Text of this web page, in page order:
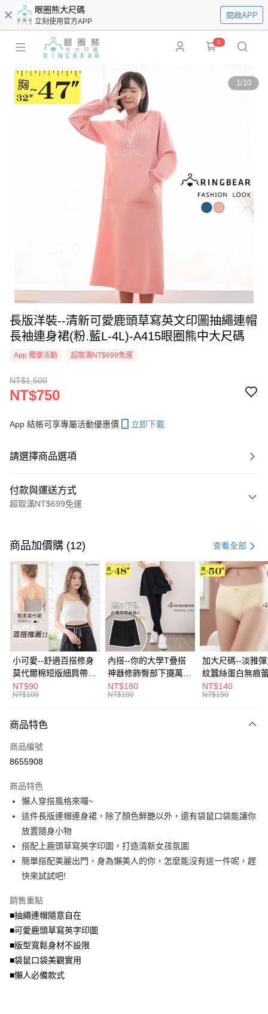
眼圈熊大尺碼
立刻使用官方APP
開啟APP
0
1/10
長版洋裝--清新可愛鹿頭草寫英文印圖抽繩連帽
長袖連身裙(粉.藍L-4L)-A415眼圈熊中大尺碼
App 獨享活動 超取滿NT$699免運
NT$1,500
NT$750
App 結帳可享專屬活動優惠價 立即下載
請選擇商品選項
付款與運送方式
超取滿NT$699免運
信用卡一次付款
超商取貨付款
LINE Pay
Apple Pay
街口支付
悠遊付
Google Pay
全盈+PAY
大哥付你分期
【大哥付你分期使用說明】
1.本服務由台灣大哥大提供，台灣大哥大用戶可立即使用無須另外申請。
流程，驗證手機門號後，選擇欲分期的期數、繳款截止日，確認付款後即完
成交易。
3.實際核准額度、可分期數及費用金額請依後續交易確認頁面所載為準。
4.訂單成立30分鐘內，如未前往確認交易或遇審核未通過，訂單將自動取
法說明評估內容。
【繳款方式說明】
1.分期款項不併入電信帳單，「大哥付你分期」於每月結算日後寄送繳費提
醒簡訊。
2.透過簡訊連結打開帳單後，可選擇「超商條碼／台灣大直營門市／銀行轉
【注意事項】
1.本服務係由「台灣大哥大股份有限公司」（以下簡稱本公司）所提供，讓
用戶於交易時，得透過本服務購買商品或服務，並由商店將買賣／分期付款
買賣價金債權讓與本公司後，依約使用本公司帳單繳交帳款。
資料（包含姓名、電話或地址）提供予台灣大哥大進項蒐集、處理及利用，
由本公司與您本人進行分期帳單所需資料之確認、核對及更正。
AFTEE先享後付
【關於「AFTEE先享後付」】
AFTEE先享後付是「在收到商品之後才付款」的支付方式。 讓您購物簡單
便利好安心！
１．簡單：不需註冊會員、不需綁卡、不需儲值。
２．便利：只要手機號碼，簡訊認證，即可結帳。
３．安心：先確認商品／服務後，再付款。
【「AFTEE先享後付」結帳流程】
１．於結帳方式選擇「AFTEE先享後付」後，將跳轉至「AFTEE先享後付」
３．收到繳費通知簡訊後14天內，點擊此簡訊中的連結，可透過四大超商／
ATM／網路銀行／等多元方式進行付款，方視為交易完成。
※ 請注意：結帳手續完成當下不需立刻繳費，但若您需要取消訂單，請聯絡
購買商品的店家。未經商家同意取消之訂單仍視為有效，需透過AFTEE先享
後付繳納相關費用。
※ 交易是否成功請以「AFTEE先享後付 」之結帳頁面顯示為準，若有關於
是否繳費成功／繳費後需取消欲退款等相關疑問，請聯繫「AFTEE先享後付
客戶支援中心」
ATM付款
全家取貨付款
每筆NT$70，滿NT$699(含以上)免運費
付款後全家取貨
每筆NT$70，滿NT$699(含以上)免運費
7-11取貨付款
每筆NT$70，滿NT$799(含以上)免運費
付款後7-11取貨
每筆NT$70，滿NT$699(含以上)免運費
商品加價購 (12) 查看全部
小可愛--舒適百搭修身
莫代爾棉短版細肩帶素
色背心(白.黑.灰L-2L)-
U582眼圈熊中大尺碼
NT$90
NT$100
內搭--你的大學T疊搭
神器修飾臀部下擺萬用
內搭裙/遮臀裙(黑2L-
6L)-Q155眼圈熊中大
NT$180
NT$190
加大尺碼--淡雅
紋蠶絲蛋白無痕
角內褲(白.粉.藍.
3L)-L28眼圈熊中
NT$140
NT$150
商品特色
商品編號
8655908
商品特色
懶人穿搭風格來囉~
這件長版連帽連身裙，除了顏色鮮艷以外，還有袋鼠口袋能讓你
放置隨身小物
搭配上鹿頭草寫英字印圖，打造清新女孩氛圍
簡單搭配美麗出門，身為懶美人的你，怎麼能沒有這一件呢，趕
快來試試吧!
銷售重點
■抽繩連帽隨意自在
■可愛鹿頭草寫英字印圖
■版型寬鬆身材不設限
■袋鼠口袋美觀實用
■懶人必備款式